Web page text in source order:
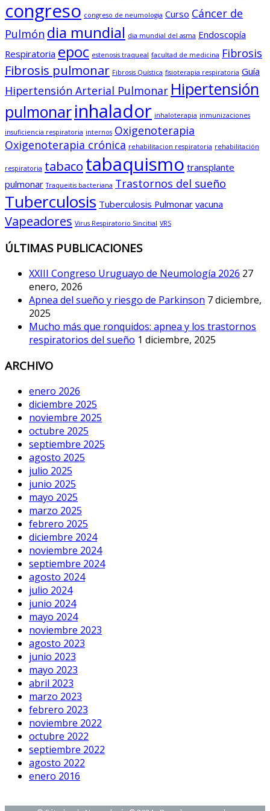
congreso congreso de neumologia Curso Cáncer de
Pulmón dia mundial dia mundial del asma Endoscopía
Respiratoria epoc estenosis traqueal facultad de medicina Fibrosis
Fibrosis pulmonar Fibrosis Quística fisioterapia respiratoria Guía
Hipertensión Arterial Pulmonar Hipertensión
pulmonarinhalador inhaloterapia inmunizaciones
insuficiencia respiratoria internos Oxigenoterapia
Oxigenoterapia crónica rehabilitacion respiratoria rehabilitación
respiratoria tabaco tabaquismo transplante
pulmonar Traqueitis bacteriana Trastornos del sueño
Tuberculosis Tuberculosis Pulmonar vacuna
Vapeadores Virus Respiratorio Sincitial VRS
ÚLTIMAS PUBLICACIONES
XXIII Congreso Uruguayo de Neumología 2026 27
enero, 2026
Apnea del sueño y riesgo de Parkinson 7 diciembre,
2025
Mucho más que ronquidos: apnea y los trastornos
respiratorios del sueño 1 diciembre, 2025
ARCHIVO
enero 2026
diciembre 2025
noviembre 2025
octubre 2025
septiembre 2025
agosto 2025
julio 2025
junio 2025
mayo 2025
marzo 2025
febrero 2025
diciembre 2024
noviembre 2024
septiembre 2024
agosto 2024
julio 2024
junio 2024
mayo 2024
noviembre 2023
agosto 2023
junio 2023
mayo 2023
abril 2023
marzo 2023
febrero 2023
noviembre 2022
octubre 2022
septiembre 2022
agosto 2022
enero 2016